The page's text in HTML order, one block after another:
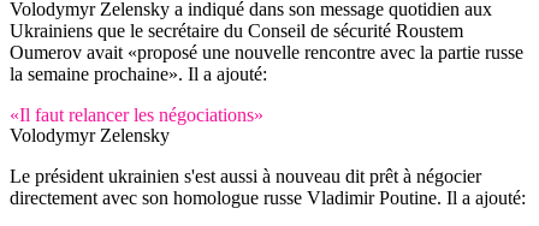
Volodymyr Zelensky a indiqué dans son message quotidien aux
Ukrainiens que le secrétaire du Conseil de sécurité Roustem
Oumerov avait «proposé une nouvelle rencontre avec la partie russe
la semaine prochaine». Il a ajouté:
«Il faut relancer les négociations»
Volodymyr Zelensky
Le président ukrainien s'est aussi à nouveau dit prêt à négocier
directement avec son homologue russe Vladimir Poutine. Il a ajouté: